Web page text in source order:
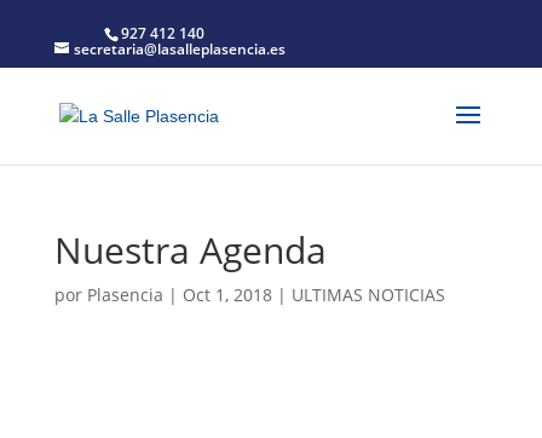
927 412 140
secretaria@lasalleplasencia.es
Nuestra Agenda
por Plasencia | Oct 1, 2018| ULTIMAS NOTICIAS